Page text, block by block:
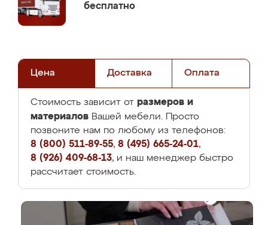
бесплатно
Цена Доставка Оплата
Стоимость зависит от размеров и
материалов Вашей мебели. Просто
позвоните нам по любому из телефонов:
8 (800) 511-89-55, 8 (495) 665-24-01,
8 (926) 409-68-13, и наш менеджер быстро
рассчитает стоимость.